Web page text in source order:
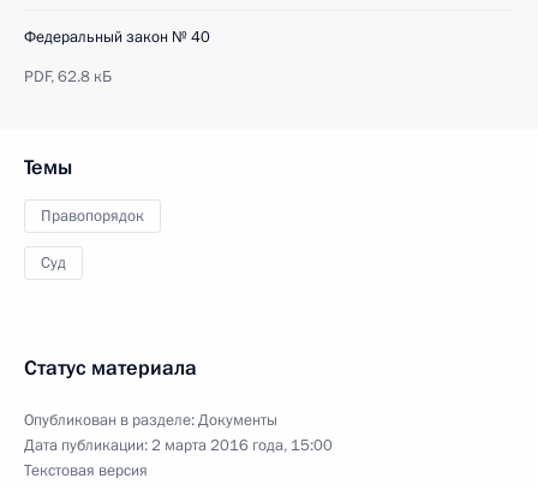
Федеральный закон № 40
PDF,62.8 кБ
Темы
Правопорядок
Суд
Статус материала
Опубликован в разделе:Документы
Дата публикации:2 марта 2016 года, 15:00
Текстовая версия